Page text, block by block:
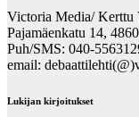
Victoria Media/ Kerttu
Pajamäenkatu 14,
Puh/SMS: 040-
email:
Lukijan kirjoitukset